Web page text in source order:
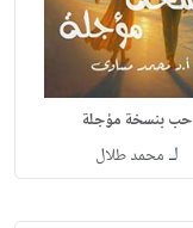
حب بنسخة مؤجلة
لـ محمد طلال